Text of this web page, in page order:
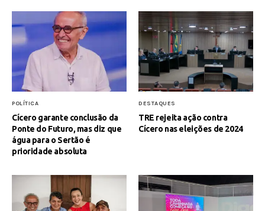
POLÍTICA
Cícero garante conclusão da
Ponte do Futuro, mas diz que
água para o Sertão é
prioridade absoluta
DESTAQUES
TRE rejeita ação contra
Cícero nas eleições de 2024